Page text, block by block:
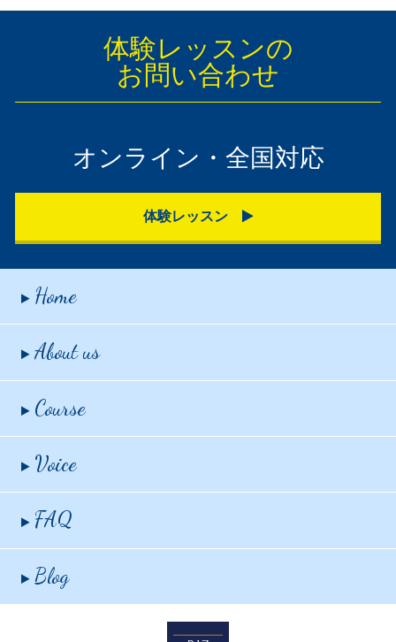
体験レッスンの
お問い合わせ
オンライン・全国対応
体験レッスン
Home
About us
Course
Voice
FAQ
Blog